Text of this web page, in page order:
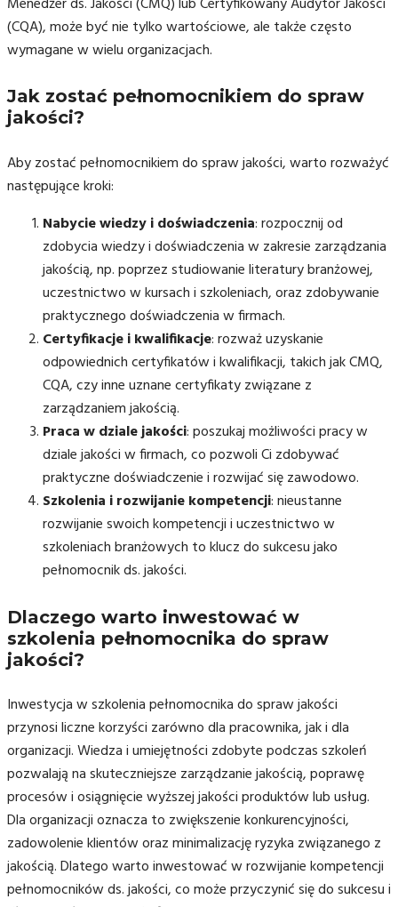
(CQA), może być nie tylko wartościowe, ale także często
wymagane w wielu organizacjach.
Jak zostać pełnomocnikiem do spraw
jakości?
Aby zostać pełnomocnikiem do spraw jakości, warto rozważyć
następujące kroki:
Nabycie wiedzy i doświadczenia: rozpocznij od
zdobycia wiedzy i doświadczenia w zakresie zarządzania
jakością, np. poprzez studiowanie literatury branżowej,
uczestnictwo w kursach i szkoleniach, oraz zdobywanie
praktycznego doświadczenia w firmach.
Certyfikacje i kwalifikacje: rozważ uzyskanie
odpowiednich certyfikatów i kwalifikacji, takich jak CMQ,
CQA, czy inne uznane certyfikaty związane z
zarządzaniem jakością.
Praca w dziale jakości: poszukaj możliwości pracy w
dziale jakości w firmach, co pozwoli Ci zdobywać
praktyczne doświadczenie i rozwijać się zawodowo.
Szkolenia i rozwijanie kompetencji: nieustanne
rozwijanie swoich kompetencji i uczestnictwo w
szkoleniach branżowych to klucz do sukcesu jako
pełnomocnik ds. jakości.
Dlaczego warto inwestować w
szkolenia pełnomocnika do spraw
jakości?
Inwestycja w szkolenia pełnomocnika do spraw jakości
przynosi liczne korzyści zarówno dla pracownika, jak i dla
organizacji. Wiedza i umiejętności zdobyte podczas szkoleń
pozwalają na skuteczniejsze zarządzanie jakością, poprawę
procesów i osiągnięcie wyższej jakości produktów lub usług.
Dla organizacji oznacza to zwiększenie konkurencyjności,
zadowolenie klientów oraz minimalizację ryzyka związanego z
jakością. Dlatego warto inwestować w rozwijanie kompetencji
pełnomocników ds. jakości, co może przyczynić się do sukcesu i